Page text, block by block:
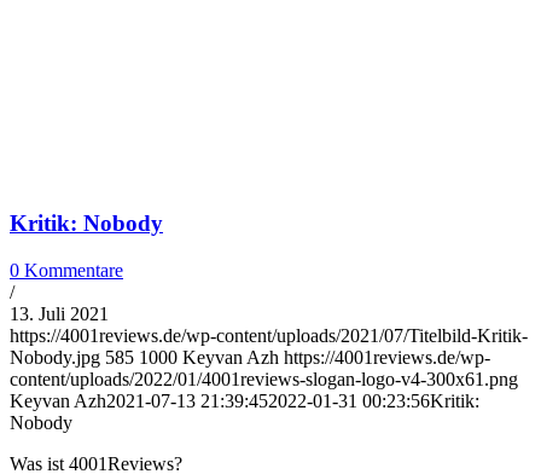
Kritik: Nobody
0 Kommentare
/
13. Juli 2021
https://4001reviews.de/wp-content/uploads/2021/07/Titelbild-Kritik-
Nobody.jpg 585 1000 Keyvan Azh https://4001reviews.de/wp-
content/uploads/2022/01/4001reviews-slogan-logo-v4-300x61.png
Keyvan Azh2021-07-13 21:39:452022-01-31 00:23:56Kritik:
Nobody
Was ist 4001Reviews?